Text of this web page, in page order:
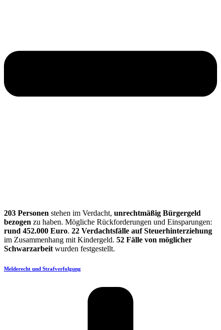
203 Personen stehen im Verdacht, unrechtmäßig Bürgergeld
bezogen zu haben. Mögliche Rückforderungen und Einsparungen:
rund 452.000 Euro. 22 Verdachtsfälle auf Steuerhinterziehung
im Zusammenhang mit Kindergeld. 52 Fälle von möglicher
Schwarzarbeitwurden festgestellt.
Melderecht und Strafverfolgung